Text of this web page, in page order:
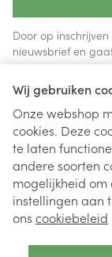
Wij gebruiken
Onze webshop
cookies. Deze
te laten
andere soorten
mogelijkheid om
instellingen aan
ons cookiebeleid
Door op
nieuwsbrief en
Juridische links